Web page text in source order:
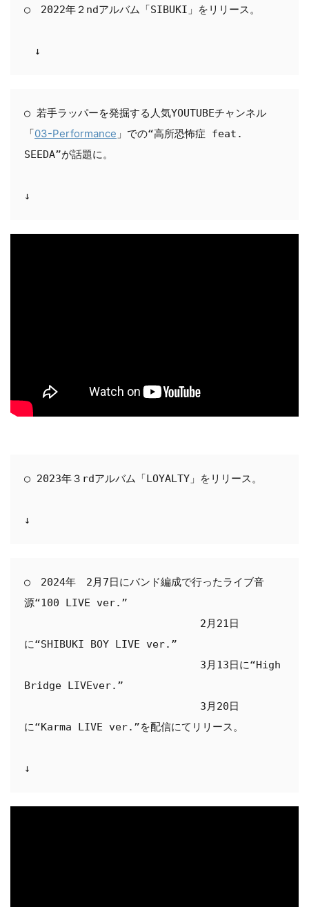
○　2022年２ndアルバム「SIBUKI」をリリース。
↓
○ 若手ラッパーを発掘する人気YOUTUBEチャンネル
「03-Performance 」での“高所恐怖症 feat.
SEEDA”が話題に。
↓
○ 2023年３rdアルバム「LOYALTY」をリリース。
↓
○　2024年　2月7日にバンド編成で行ったライブ音
源“100 LIVE ver.”
2月21日
に“SHIBUKI BOY LIVE ver.”
3月13日に“High
Bridge LIVEver.”
3月20日
に“Karma LIVE ver.”を配信にてリリース。
↓